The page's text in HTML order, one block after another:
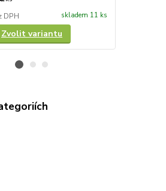
DPH skladem 11 ks
Zvolit variantu